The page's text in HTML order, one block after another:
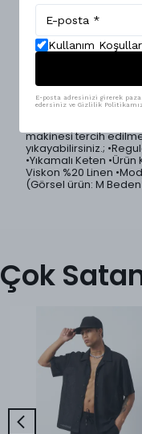
Ürün
Hafifliği ve yumuşak
gömlek, Kendine
Basic tasarımı,
kesimiyle özgürce
sağlar.; 5 farklı renk
sunar.; •Ürünlerimiz
makinesi tercih
yıkayabilirsiniz.;
•Yıkamalı Keten
Viskon %20 Linen
(Görsel ürün: M
Çok
Kullanım
E-posta adresinizi girerek
edersiniz ve Gizlilik